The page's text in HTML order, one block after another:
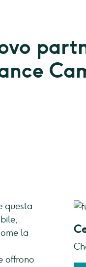
questa
la
offrono